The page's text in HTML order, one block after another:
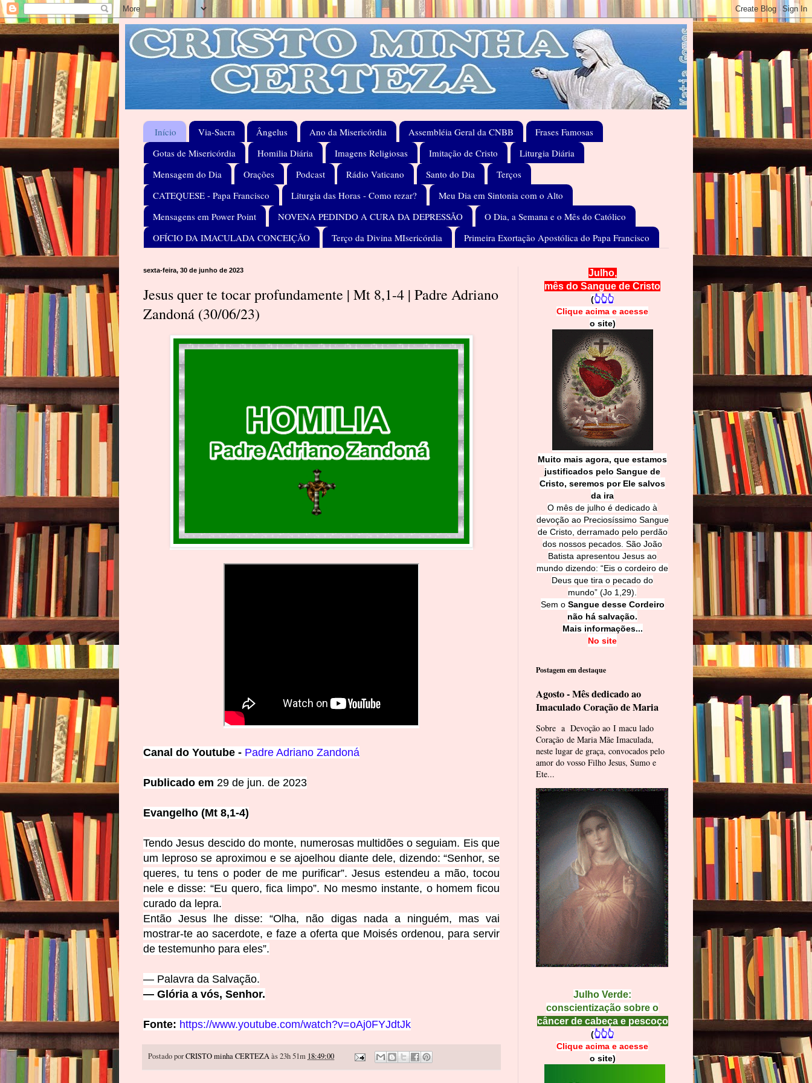
Início Via-Sacra Ângelus Ano da Misericórdia Assembléia Geral da CNBB
Frases Famosas
Gotas de Misericórdia
Homilia Diária Imagens Religiosas Imitação de Cristo
Liturgia Diária
Mensagem do Dia
Orações Podcast Rádio Vaticano Santo do Dia
Terços
CATEQUESE - Papa Francisco
Liturgia das Horas - Como rezar?
Meu Dia em Sintonia com o Alto
Mensagens em Power Point
NOVENA PEDINDO A CURA DA DEPRESSÃO
O Dia, a Semana e o Mês do Católico
OFÍCIO DA IMACULADA CONCEIÇÃO
Terço da Divina MIsericórdia Primeira Exortação Apostólica do Papa Francisco
sexta-feira, 30 de junho de 2023
Jesus quer te tocar profundamente | Mt 8,1-4 | Padre Adriano
Zandoná (30/06/23)
Canal do Youtube - Padre Adriano Zandoná
Publicado em 29 de jun. de 2023
Evangelho (Mt 8,1-4)
Tendo Jesus descido do monte, numerosas multidões o seguiam. Eis que
um leproso se aproximou e se ajoelhou diante dele, dizendo: “Senhor, se
queres, tu tens o poder de me purificar”. Jesus estendeu a mão, tocou
nele e disse: “Eu quero, fica limpo”. No mesmo instante, o homem ficou
curado da lepra.
Então Jesus lhe disse: “Olha, não digas nada a ninguém, mas vai
mostrar-te ao sacerdote, e faze a oferta que Moisés ordenou, para servir
de testemunho para eles”.
— Palavra da Salvação.
— Glória a vós, Senhor.
Fonte: https://www.youtube.com/watch?v=oAj0FYJdtJk
Postado porCRISTO minha CERTEZAàs 23h 51m 18:49:00
Julho,
mês do Sangue de Cristo
(👆👆👆
Clique acima e acesse
o site)
Muito mais agora, que estamos
justificados pelo Sangue de
Cristo, seremos por Ele salvos
da ira
O mês de julho é dedicado à
devoção ao Preciosíssimo Sangue
de Cristo, derramado pelo perdão
dos nossos pecados. São João
Batista apresentou Jesus ao
mundo dizendo: “Eis o cordeiro de
Deus que tira o pecado do
mundo” (Jo 1,29).
Sem o Sangue desse Cordeiro
não há salvação.
Mais informações...
No site
Postagem em destaque
Agosto - Mês dedicado ao
Imaculado Coração de Maria
Sobre a Devoção ao I macu lado
Coração de Maria Mãe Imaculada,
neste lugar de graça, convocados pelo
amor do vosso Filho Jesus, Sumo e
Ete...
Julho Verde:
conscientização sobre o
câncer de cabeça e pescoço
(👆👆👆
Clique acima e acesse
o site)